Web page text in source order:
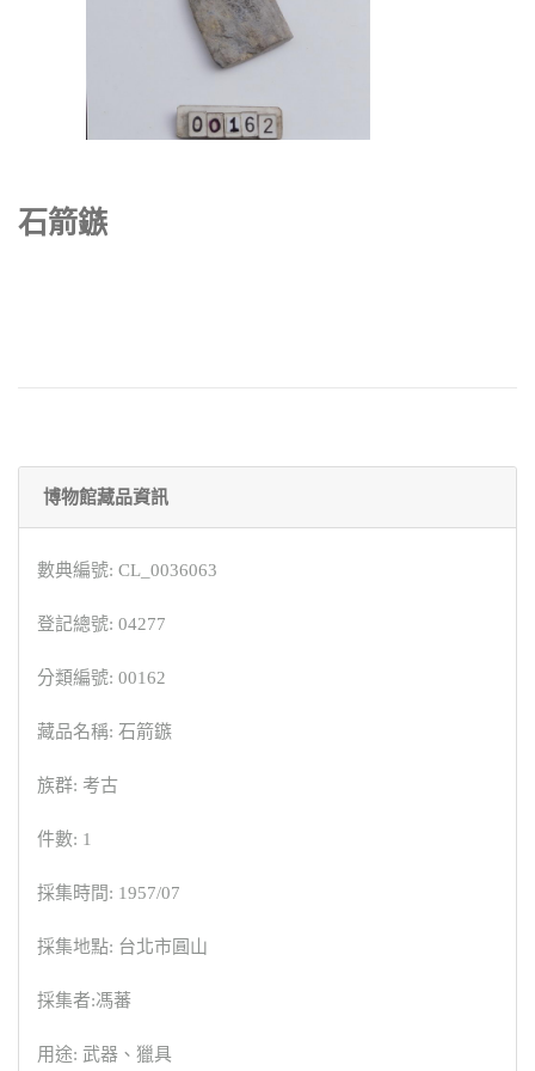
石箭鏃
博物館藏品資訊
數典編號: CL_0036063
登記總號: 04277
分類編號: 00162
藏品名稱: 石箭鏃
族群: 考古
件數: 1
採集時間: 1957/07
採集地點: 台北市圓山
採集者:馮蕃
用途: 武器、獵具